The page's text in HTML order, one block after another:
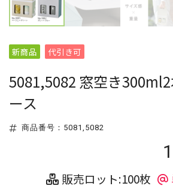
新商品 代引き可
5081,5082 窓空き
ース
商品番号：5081,5082
販売ロット:100枚